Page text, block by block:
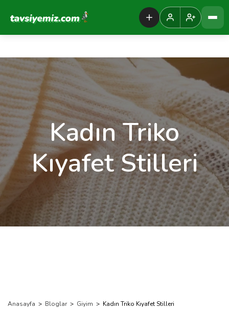
Tavsiyemiz Anasayfa
Kadın Triko
Kıyafet Stilleri
Anasayfa > Bloglar > Giyim > Kadın Triko Kıyafet Stilleri